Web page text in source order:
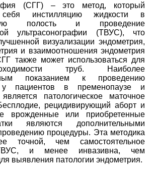
(СГГ) – это метод, который
инстилляцию жидкости в
полость и проведение
ультрасонографии (ТВУС), что
визуализации эндометрия,
и взаимоотношения эндометрия
также может использоваться для
труб. Наиболее
показанием к проведению
у пациентов в пременопаузе и
патологическое маточное
рецидивирующий аборт и
врожденные или приобретенные
являются дополнительными
процедуры. Эта методика
точной, чем самостоятельное
и менее инвазивна, чем
выявления патологии эндометрия.